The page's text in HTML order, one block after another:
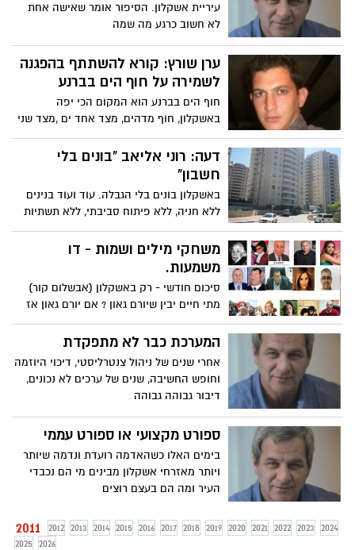
עיריית אשקלון. הסיפור אומר שאישה אחת
לא חשוב כרגע מה שמה
ערן שורץ: קורא להשתתף בהפגנה
לשמירה על חוף הים בברנע
חוף הים בברנע הוא המקום הכי יפה
באשקלון, חוף מדהים, מצד אחד ים ,מצד שני
המצוק שהוא מהיפים במזרח
דעה: רוני אליאב "בונים בלי
חשבון"
באשקלון בונים בלי הגבלה. עוד ועוד בנינים
ללא חניה, ללא פיתוח סביבתי, ללא תשתיות
מתאימות, ללא פתיחת
משחקי מילים ושמות - דו
משמעות.
סיכום חודשי - רק באשקלון (אבשלום קור)
מתי חיים יבין שיורם גאון ? אם יורם גאון אז
אריק איינשטיין
המערכת כבר לא מתפקדת
אחרי שנים של ניהול צנטרליסטי, דיכוי היוזמה
וחופש החשיבה, שנים של ערכים לא נכונים,
דיבור גבוהה גבוהה
ספורט מקצועי או ספורט עממי
בימים האלו כשהאדמה רועדת ונדמה שיותר
ויותר מאזרחי אשקלון מבינים מי הם נכבדי
העיר ומה הם בעצם רוצים
2011 2012 2013 2014 2015 2016 2017 2018 2019 2020 2021 2022 2023
2024
2025
2026